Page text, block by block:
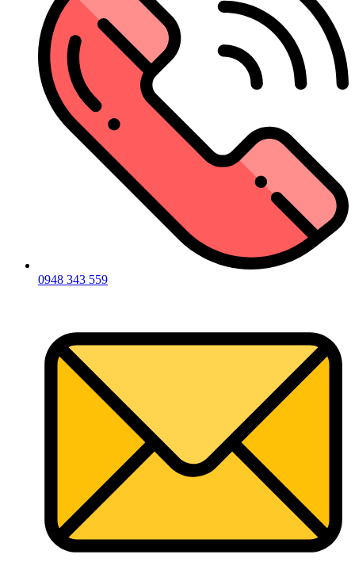
0948 343 559